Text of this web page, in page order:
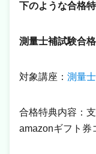
下のような合格
測量士補試験合格
対象講座： 測量
合格特典内容：
amazonギフト券